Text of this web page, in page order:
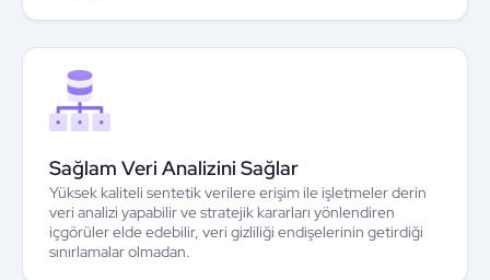
Sağlam Veri Analizini Sağlar
Yüksek kaliteli sentetik verilere erişim ile işletmeler derin
veri analizi yapabilir ve stratejik kararları yönlendiren
içgörüler elde edebilir, veri gizliliği endişelerinin getirdiği
sınırlamalar olmadan.